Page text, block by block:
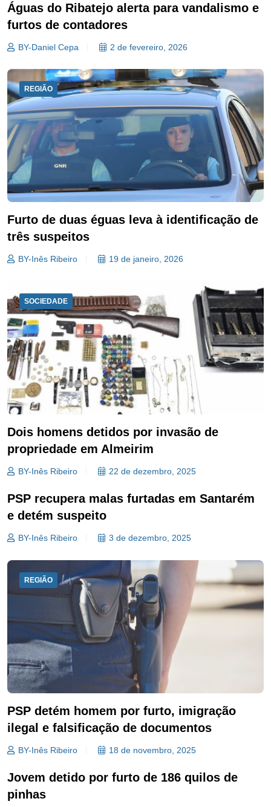
Águas do Ribatejo alerta para vandalismo e
furtos de contadores
BY-Daniel Cepa 2 de fevereiro, 2026
REGIÃO
Furto de duas éguas leva à identificação de
três suspeitos
BY-Inês Ribeiro 19 de janeiro, 2026
SOCIEDADE
Dois homens detidos por invasão de
propriedade em Almeirim
BY-Inês Ribeiro 22 de dezembro, 2025
PSP recupera malas furtadas em Santarém
e detém suspeito
BY-Inês Ribeiro 3 de dezembro, 2025
REGIÃO
PSP detém homem por furto, imigração
ilegal e falsificação de documentos
BY-Inês Ribeiro 18 de novembro, 2025
Jovem detido por furto de 186 quilos de
pinhas